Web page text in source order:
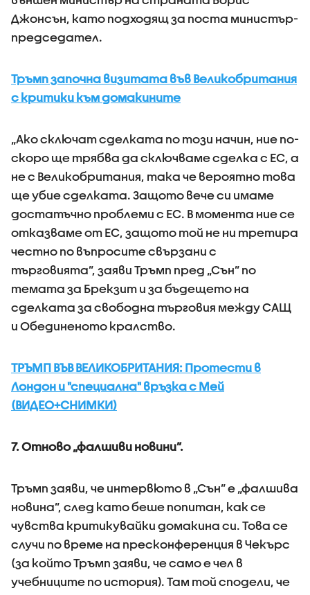
Джонсън, като подходящ за поста министър-
председател.
Тръмп започна визитата във Великобритания
с критики към домакините
„Ако сключат сделката по този начин, ние по-
скоро ще трябва да сключваме сделка с ЕС, а
не с Великобритания, така че вероятно това
ще убие сделката. Защото вече си имаме
достатъчно проблеми с ЕС. В момента ние се
отказваме от ЕС, защото той не ни третира
честно по въпросите свързани с
търговията”, заяви Тръмп пред „Сън” по
темата за Брекзит и за бъдещето на
сделката за свободна търговия между САЩ
и Обединеното кралство.
ТРЪМП ВЪВ ВЕЛИКОБРИТАНИЯ: Протести в
Лондон и "специална" връзка с Мей
(ВИДЕО+СНИМКИ)
7. Отново „фалшиви новини”.
Тръмп заяви, че интервюто в „Сън” е „фалшива
новина”, след като беше попитан, как се
чувства критикувайки домакина си. Това се
случи по време на пресконференция в Чекърс
(за който Тръмп заяви, че само е чел в
учебниците по история). Там той сподели, че